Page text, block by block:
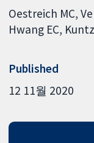
Oestreich MC
Hwang EC
Published
12 11월 2020